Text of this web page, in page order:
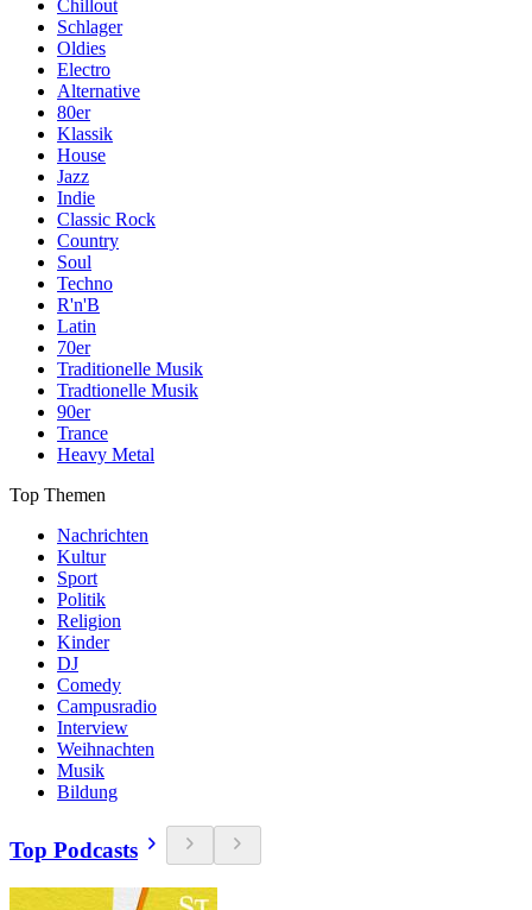
Chillout
Schlager
Oldies
Electro
Alternative
80er
Klassik
House
Jazz
Indie
Classic Rock
Country
Soul
Techno
R'n'B
Latin
70er
Traditionelle Musik
Tradtionelle Musik
90er
Trance
Heavy Metal
Top Themen
Nachrichten
Kultur
Sport
Politik
Religion
Kinder
DJ
Comedy
Campusradio
Interview
Weihnachten
Musik
Bildung
Top Podcasts